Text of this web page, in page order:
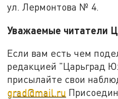
ул. Лермонтова № 4.
Уважаемые читатели
Если вам есть чем
редакцией "Царьград
присылайте свои
grad@mail.ru